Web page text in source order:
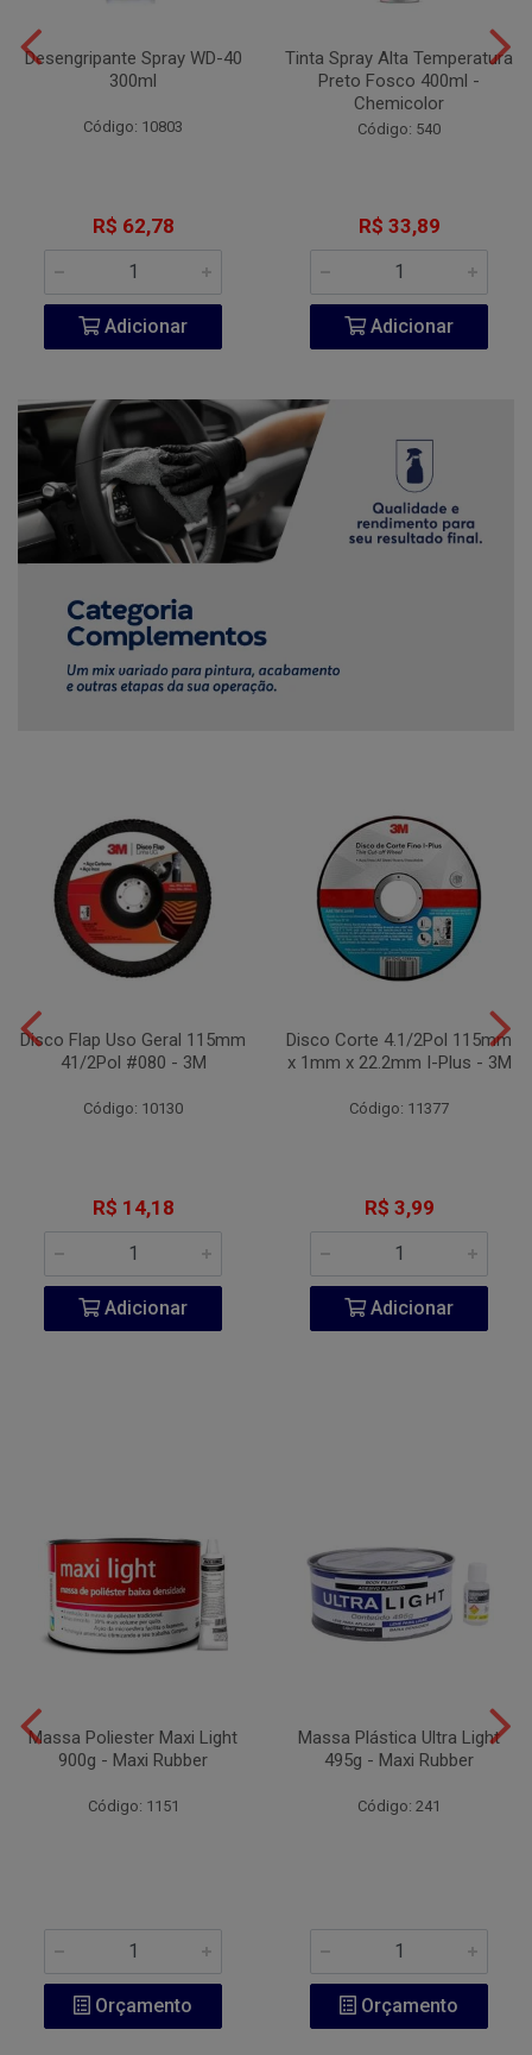
Desengripante Spray WD-40
300ml
Código: 10803
R$ 62,78
Adicionar
Tinta Spray Alta Temperatura
Preto Fosco 400ml -
Chemicolor
Código: 540
R$ 33,89
Adicionar
Disco Flap Uso Geral 115mm
41/2Pol #080 - 3M
Código: 10130
R$ 14,18
Adicionar
Disco Corte 4.1/2Pol 115mm
x 1mm x 22.2mm I-Plus - 3M
Código: 11377
R$ 3,99
Adicionar
Massa Poliester Maxi Light
900g - Maxi Rubber
Código: 1151
Orçamento
Massa Plástica Ultra Light
495g - Maxi Rubber
Código: 241
Orçamento